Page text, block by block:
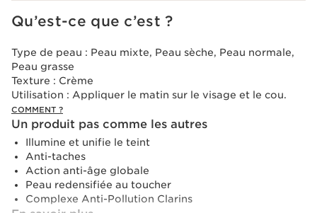
Qu’est-ce que c’est ?
Type de peau : Peau mixte, Peau sèche, Peau normale,
Peau grasse
Texture : Crème
Utilisation : Appliquer le matin sur le visage et le cou.
COMMENT ?
Un produit pas comme les autres
Illumine et unifie le teint
Anti-taches
Action anti-âge globale
Peau redensifiée au toucher
Complexe Anti-Pollution Clarins